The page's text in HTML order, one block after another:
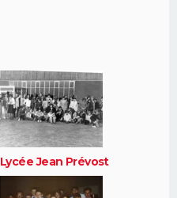
Lycée Jean Prévost